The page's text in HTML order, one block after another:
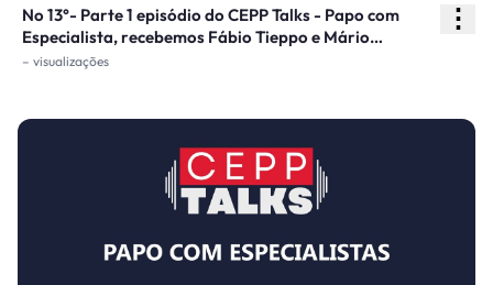
No 13°- Parte 1 episódio do CEPP Talks - Papo com
Especialista, recebemos Fábio Tieppo e Mário
Westrup, consultores na Tendências Consultoria, para
PPPs e concessões.
⋮
– visualizações